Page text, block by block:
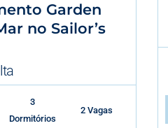
Garden
no Sailor’s
3
Dormitórios
2 Vagas